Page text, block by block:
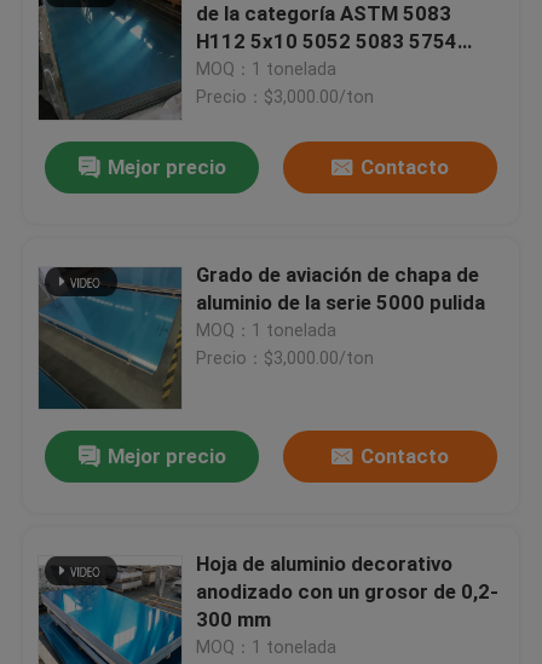
de la categoría ASTM 5083
H112 5x10 5052 5083 5754
5005
MOQ：1 tonelada
Precio：$3,000.00/ton
Mejor precio Contacto
Grado de aviación de chapa de
aluminio de la serie 5000 pulida
MOQ：1 tonelada
Precio：$3,000.00/ton
Mejor precio Contacto
Hoja de aluminio decorativo
anodizado con un grosor de 0,2-
300 mm
MOQ：1 tonelada